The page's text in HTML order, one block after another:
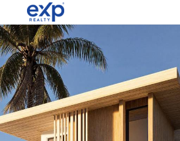
frente al mar en Cabrera.